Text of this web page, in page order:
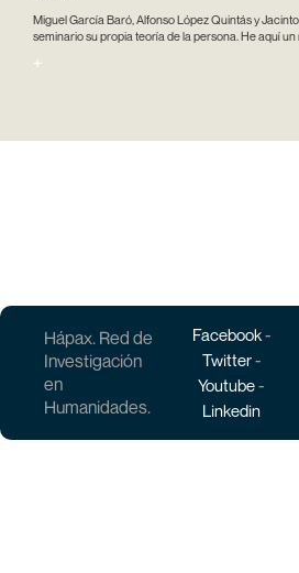
Miguel García Baró, Alfonso López Quintás y
seminario su propia teoría de la persona. He aquí un
+
Hápax. Red de
Investigación
en
Humanidades.
Facebook-
Twitter-
Youtube-
Linkedin